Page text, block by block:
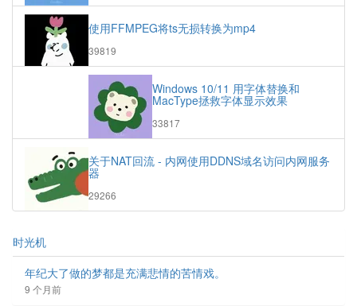
次
数:
使用FFMPEG将ts无损转换为mp4
浏
次
数:
39819
Windows 10/11 用字体替换和
MacType拯救字体显示效果
浏
数:
33817
关于NAT回流 - 内网使用DDNS域名访问内网服务
器
浏
29266
时光机
年纪大了做的梦都是充满悲情的苦情戏。
9 个月前